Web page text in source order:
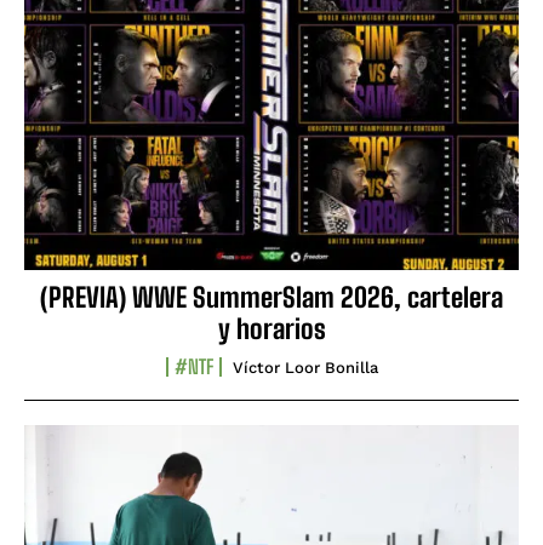
(PREVIA) WWE SummerSlam 2026, cartelera
y horarios
#NTF Víctor Loor Bonilla